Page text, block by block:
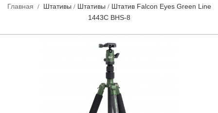
Главная Штативы Штативы
Штатив Falcon Eyes Green Line
1443C BHS-8